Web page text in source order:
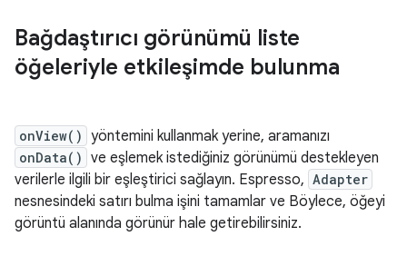
Bağdaştırıcı görünümü liste
öğeleriyle etkileşimde bulunma
onView() yöntemini kullanmak yerine, aramanızı
onData() ve eşlemek istediğiniz görünümü destekleyen
verilerle ilgili bir eşleştirici sağlayın. Espresso, Adapter
nesnesindeki satırı bulma işini tamamlar ve Böylece, öğeyi
görüntü alanında görünür hale getirebilirsiniz.